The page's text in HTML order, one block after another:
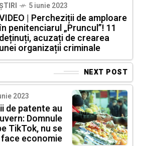
5 iunie 2023
| Percheziții de amploare
penitenciarul „Pruncul”! 11
deținuți, acuzați de crearea
unei organizații criminale
NEXT POST
2023
de patente au
Domnule
TikTok, nu se
face economie